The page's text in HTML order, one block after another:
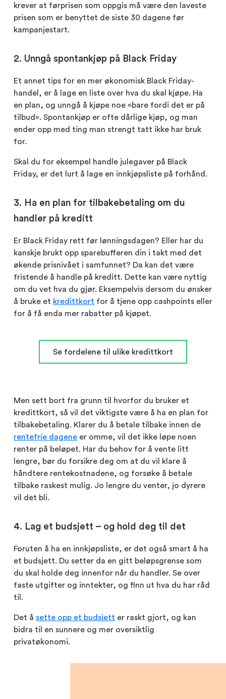
krever at førprisen som oppgis må være den laveste
prisen som er benyttet de siste 30 dagene før
kampanjestart.
2. Unngå spontankjøp på Black Friday
Et annet tips for en mer økonomisk Black Friday-
handel, er å lage en liste over hva du skal kjøpe. Ha
en plan, og unngå å kjøpe noe «bare fordi det er på
tilbud». Spontankjøp er ofte dårlige kjøp, og man
ender opp med ting man strengt tatt ikke har bruk
for.
Skal du for eksempel handle julegaver på Black
Friday, er det lurt å lage en innkjøpsliste på forhånd.
3. Ha en plan for tilbakebetaling om du
handler på kreditt
Er Black Friday rett før lønningsdagen? Eller har du
kanskje brukt opp sparebufferen din i takt med det
økende prisnivået i samfunnet? Da kan det være
fristende å handle på kreditt. Dette kan være nyttig
om du vet hva du gjør. Eksempelvis dersom du ønsker
å bruke et kredittkort for å tjene opp cashpoints eller
for å få enda mer rabatter på kjøpet.
Se fordelene til ulike kredittkort
Men sett bort fra grunn til hvorfor du bruker et
kredittkort, så vil det viktigste være å ha en plan for
tilbakebetaling. Klarer du å betale tilbake innen de
rentefrie dagene er omme, vil det ikke løpe noen
renter på beløpet. Har du behov for å vente litt
lengre, bør du forsikre deg om at du vil klare å
håndtere rentekostnadene, og forsøke å betale
tilbake raskest mulig. Jo lengre du venter, jo dyrere
vil det bli.
4. Lag et budsjett – og hold deg til det
Foruten å ha en innkjøpsliste, er det også smart å ha
et budsjett. Du setter da en gitt beløpsgrense som
du skal holde deg innenfor når du handler. Se over
faste utgifter og inntekter, og finn ut hva du har råd
til.
Det å sette opp et budsjett er raskt gjort, og kan
bidra til en sunnere og mer oversiktlig
privatøkonomi.